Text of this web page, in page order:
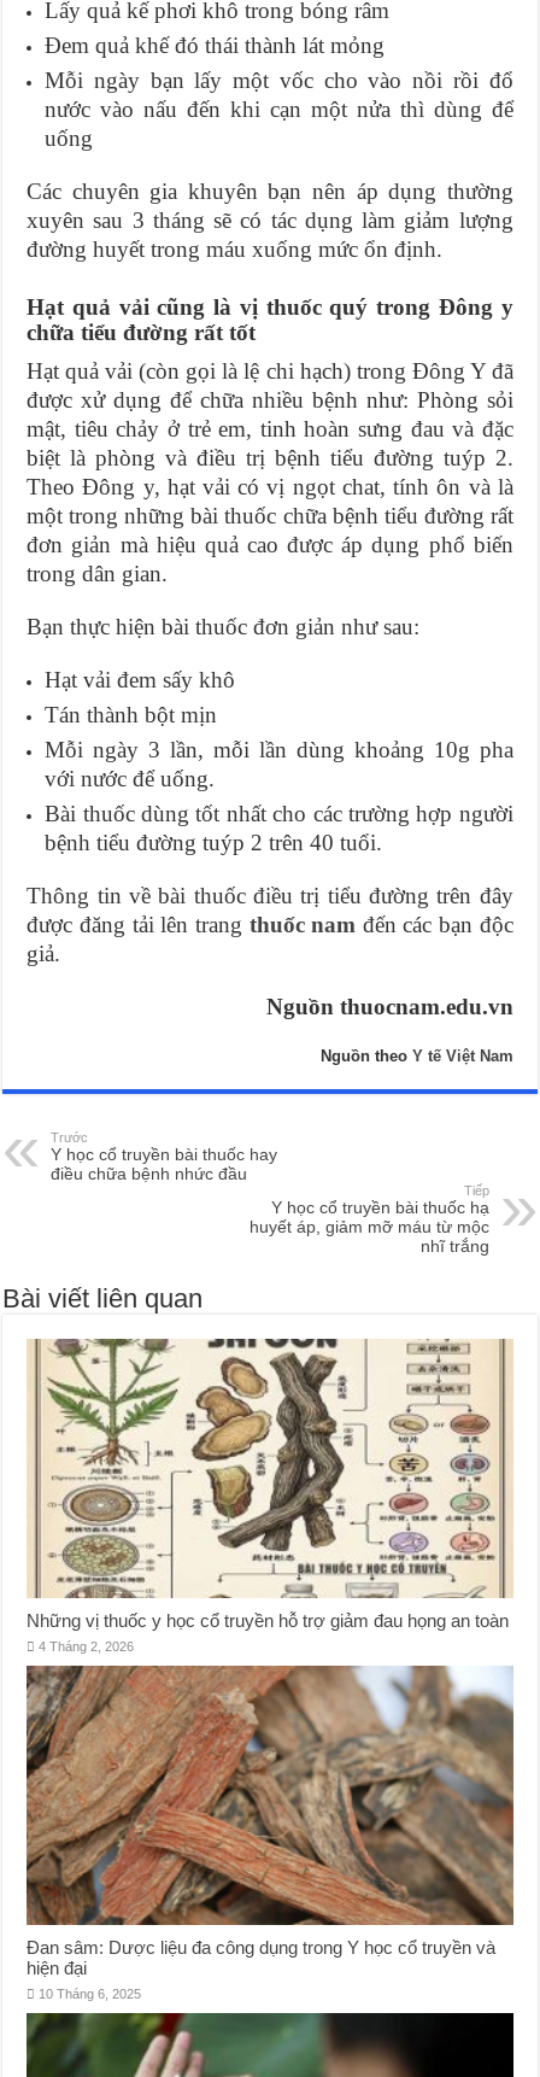
Lấy quả kế phơi khô trong bóng râm
Đem quả khế đó thái thành lát mỏng
Mỗi ngày bạn lấy một vốc cho vào nồi rồi đổ
nước vào nấu đến khi cạn một nửa thì dùng để
uống
Các chuyên gia khuyên bạn nên áp dụng thường
xuyên sau 3 tháng sẽ có tác dụng làm giảm lượng
đường huyết trong máu xuống mức ổn định.
Hạt quả vải cũng là vị thuốc quý trong Đông y
chữa tiểu đường rất tốt
Hạt quả vải (còn gọi là lệ chi hạch) trong Đông Y đã
được xử dụng để chữa nhiều bệnh như: Phòng sỏi
mật, tiêu chảy ở trẻ em, tinh hoàn sưng đau và đặc
biệt là phòng và điều trị bệnh tiểu đường tuýp 2.
Theo Đông y, hạt vải có vị ngọt chat, tính ôn và là
một trong những bài thuốc chữa bệnh tiểu đường rất
đơn giản mà hiệu quả cao được áp dụng phổ biến
trong dân gian.
Bạn thực hiện bài thuốc đơn giản như sau:
Hạt vải đem sấy khô
Tán thành bột mịn
Mỗi ngày 3 lần, mỗi lần dùng khoảng 10g pha
với nước để uống.
Bài thuốc dùng tốt nhất cho các trường hợp người
bệnh tiểu đường tuýp 2 trên 40 tuổi.
Thông tin về bài thuốc điều trị tiểu đường trên đây
được đăng tải lên trang thuốc nam đến các bạn độc
giả.
Nguồn thuocnam.edu.vn
Nguồn theo Y tế Việt Nam
Trước
Y học cổ truyền bài thuốc hay
điều chữa bệnh nhức đầu
Tiếp
Y học cổ truyền bài thuốc hạ
huyết áp, giảm mỡ máu từ mộc
nhĩ trắng
Bài viết liên quan
Những vị thuốc y học cổ truyền hỗ trợ giảm đau họng an toàn
4 Tháng 2, 2026
Đan sâm: Dược liệu đa công dụng trong Y học cổ truyền và
hiện đại
10 Tháng 6, 2025